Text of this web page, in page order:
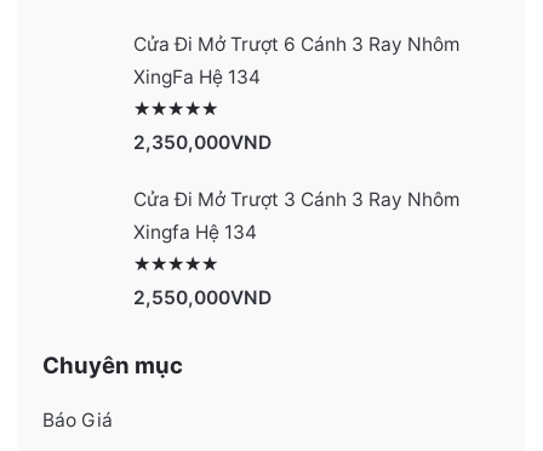
Cửa Đi Mở Trượt 6 Cánh 3 Ray Nhôm
XingFa Hệ 134
2,350,000VND
Cửa Đi Mở Trượt 3 Cánh 3 Ray Nhôm
Xingfa Hệ 134
2,550,000VND
Chuyên mục
Báo Giá